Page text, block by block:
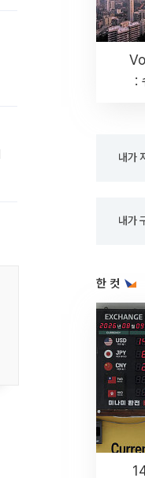
:
내가
내가
한 컷